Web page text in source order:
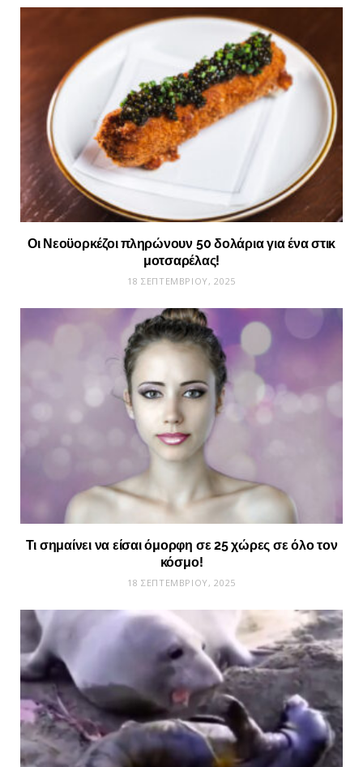
Οι Νεοϋορκέζοι πληρώνουν 50 δολάρια για ένα στικ
μοτσαρέλας!
18 ΣΕΠΤΕΜΒΡΊΟΥ, 2025
Τι σημαίνει να είσαι όμορφη σε 25 χώρες σε όλο τον
κόσμο!
18 ΣΕΠΤΕΜΒΡΊΟΥ, 2025